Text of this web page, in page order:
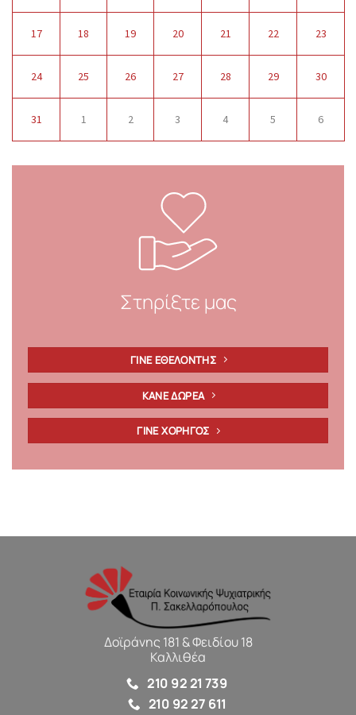
17 18 19 20 21 22 23
24 25 26 27 28 29 30
31 1 2 3 4 5 6
Στηρίξτε μας
ΓΙΝΕ ΕΘΕΛΟΝΤΗΣ
ΚΑΝΕ ΔΩΡΕΑ
ΓΙΝΕ ΧΟΡΗΓΟΣ
Δοϊράνης 181 & Φειδίου 18
Καλλιθέα
210 92 21 739
210 92 27 611